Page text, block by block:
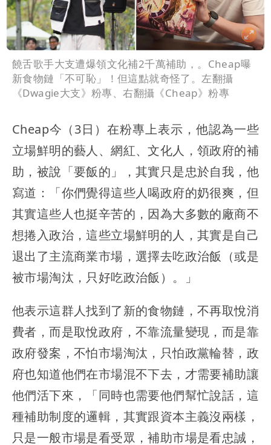
饒舌歌手大支遭爆領文化補2千萬補助，。Cheap曝
新食物鏈「不可恥」！但這點就奇怪了。左翻攝
《Dwagie大支》粉專、右翻攝《Cheap》粉專
Cheap今（3日）在粉專上表示，他認為一些
立場鮮明的藝人、網紅、文化人，領政府的補
助，被說「要飯的」，其實只是忠於自我，他
寫道：「你們覺得這些人喝政府的奶很爽，但
其實這些人也挺辛苦的，因為大多數的廠商不
想捲入政治，這些立場鮮明的人，其實是自己
退出了主流商業市場，選擇去吃政治飯（或是
被市場淘汰，只好吃政治飯）。」
他表示這群人找到了新的食物鏈，不再取悅消
費者，而是取悅政府，不靠流量變現，而是靠
政府發案，不怕市場淘汰，只怕政黨輪替，政
府也知道他們在市場混不下去，才需要補助讓
他們活下來，「同時也需要他們幫忙說話，這
種補助制度的邏輯，其實跟資本主義沒兩樣，
只是一般市場是看受眾，補助市場是看忠誠，